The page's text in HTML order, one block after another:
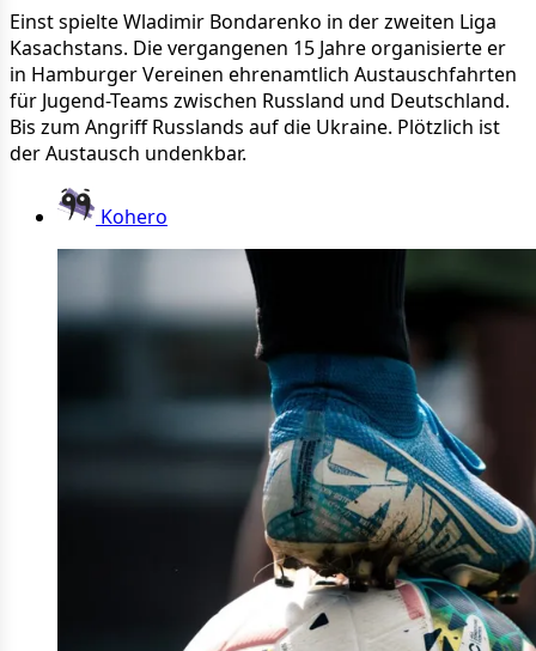
Einst spielte Wladimir Bondarenko in der zweiten Liga
Kasachstans. Die vergangenen 15 Jahre organisierte er
in Hamburger Vereinen ehrenamtlich Austauschfahrten
für Jugend-Teams zwischen Russland und Deutschland.
Bis zum Angriff Russlands auf die Ukraine. Plötzlich ist
der Austausch undenkbar.
Kohero